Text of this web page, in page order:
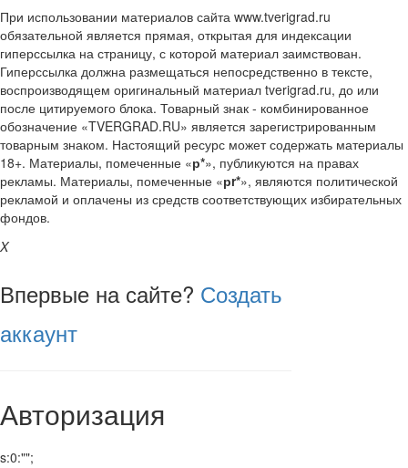
При использовании материалов сайта www.tverigrad.ru
обязательной является прямая, открытая для индексации
гиперссылка на страницу, с которой материал заимствован.
Гиперссылка должна размещаться непосредственно в тексте,
воспроизводящем оригинальный материал tverigrad.ru, до или
после цитируемого блока. Товарный знак - комбинированное
обозначение «TVERGRAD.RU» является зарегистрированным
товарным знаком. Настоящий ресурс может содержать материалы
18+. Материалы, помеченные «р*», публикуются на правах
рекламы. Материалы, помеченные «рr*», являются политической
рекламой и оплачены из средств соответствующих избирательных
фондов.
X
Впервые на сайте? Создать
аккаунт
Авторизация
s:0:"";